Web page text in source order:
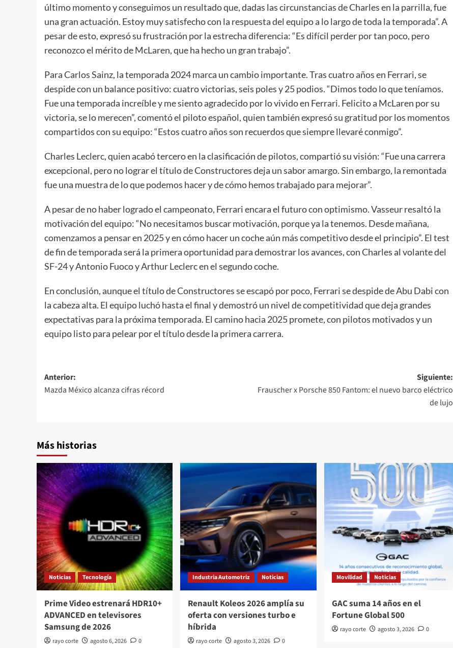
último momento y conseguimos un resultado que, dadas las circunstancias de Charles en la parrilla, fue
una gran actuación. Estoy muy satisfecho con la respuesta del equipo a lo largo de toda la temporada”. A
pesar de esto, expresó su frustración por la estrecha diferencia: “Es difícil perder por tan poco, pero
reconozco el mérito de McLaren, que ha hecho un gran trabajo”.
Para Carlos Sainz, la temporada 2024 marca un cambio importante. Tras cuatro años en Ferrari, se
despide con un balance positivo: cuatro victorias, seis poles y 25 podios. “Dimos todo lo que teníamos.
Fue una temporada increíble y me siento agradecido por lo vivido en Ferrari. Felicito a McLaren por su
victoria, se lo merecen”, comentó el piloto español, quien también expresó su gratitud por los momentos
compartidos con su equipo: “Estos cuatro años son recuerdos que siempre llevaré conmigo”.
Charles Leclerc, quien acabó tercero en la clasificación de pilotos, compartió su visión: “Fue una carrera
excepcional, pero no lograr el título de Constructores deja un sabor amargo. Sin embargo, la remontada
fue una muestra de lo que podemos hacer y de cómo hemos trabajado para mejorar”.
A pesar de no haber logrado el campeonato, Ferrari encara el futuro con optimismo. Vasseur resaltó la
motivación del equipo: “No necesitamos buscar motivación, porque ya la tenemos. Desde mañana,
comenzamos a pensar en 2025 y en cómo hacer un coche aún más competitivo desde el principio”. El test
de fin de temporada será la primera oportunidad para demostrar los avances, con Charles al volante del
SF-24 y Antonio Fuoco y Arthur Leclerc en el segundo coche.
En conclusión, aunque el título de Constructores se escapó por poco, Ferrari se despide de Abu Dabi con
la cabeza alta. El equipo luchó hasta el final y demostró un nivel de competitividad que deja grandes
expectativas para la próxima temporada. El camino hacia 2025 promete, con pilotos motivados y un
equipo listo para pelear por el título desde la primera carrera.
Navegación
de
Anterior:
Mazda México alcanza cifras récord
Siguiente:
Frauscher x Porsche 850 Fantom: el nuevo barco eléctrico
de lujo
Más historias
Noticias Tecnología
Prime Video estrenará HDR10+
ADVANCED en televisores
Samsung de 2026
rayo corte agosto 6, 2026 0
Industria Automotriz Noticias
Renault Koleos 2026 amplía su
oferta con versiones turbo e
híbrida
rayo corte agosto 3, 2026 0
Movilidad Noticias
GAC suma 14 años en el
Fortune Global 500
rayo corte agosto 3, 2026 0